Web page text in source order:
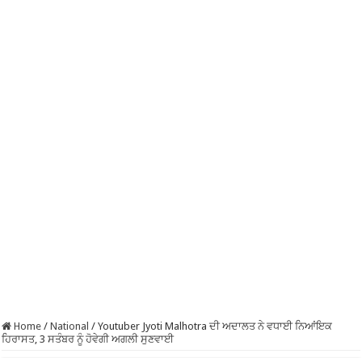
Home / National / Youtuber Jyoti Malhotra ਦੀ ਅਦਾਲਤ ਨੇ ਵਧਾਈ ਨਿਆਂਇਕ
ਹਿਰਾਸਤ, 3 ਸਤੰਬਰ ਨੂੰ ਹੋਵੇਗੀ ਅਗਲੀ ਸੁਣਵਾਈ